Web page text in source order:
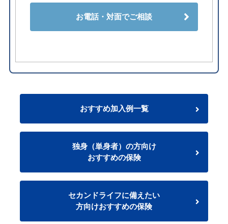
お電話・対面でご相談
おすすめ加入例一覧
独身（単身者）の方向け
おすすめの保険
セカンドライフに備えたい
方向けおすすめの保険